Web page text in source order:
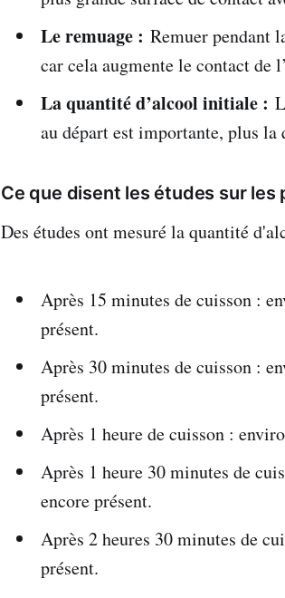
Le remuage : Remuer pendant
car cela augmente le contact de
La quantité d’alcool initiale :
au départ est importante, plus la
Ce que disent les études sur les
Des études ont mesuré la quantité
Après 15 minutes de cuisson :
présent.
Après 30 minutes de cuisson :
présent.
Après 1 heure de cuisson :
Après 1 heure 30 minutes de
encore présent.
Après 2 heures 30 minutes de
présent.